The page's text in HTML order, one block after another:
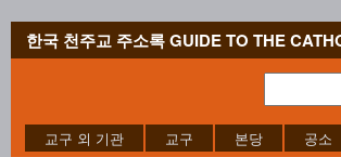
한국 천주교 주소록 GUIDE TO THE
교구 외 기관 교구 본당 공소